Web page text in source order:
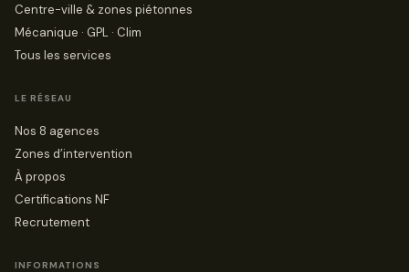
Centre-ville & zones piétonnes
Mécanique · GPL · Clim
Tous les services
LE RÉSEAU
Nos 8 agences
Zones d’intervention
À propos
Certifications NF
Recrutement
INFORMATIONS